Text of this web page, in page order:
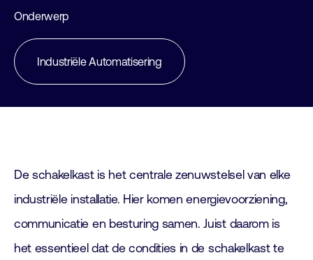
Onderwerp
Industriële Automatisering
De schakelkast is het centrale zenuwstelsel van elke
industriële installatie. Hier komen energievoorziening,
communicatie en besturing samen. Juist daarom is
het essentieel dat de condities in de schakelkast te